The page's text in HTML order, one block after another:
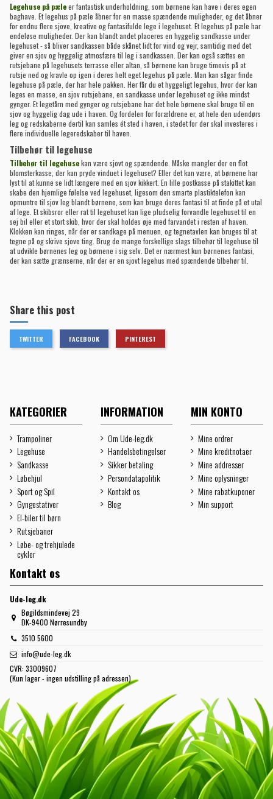
Legehuse på pæleer fantastisk underholdning, som børnene kan have i deres egen
baghave. Et legehus på pæle åbner for en masse spændende muligheder, og det åbner
for endnu flere sjove, kreative og fantasifulde lege i legehuset. Et legehus på pæle har
endeløse muligheder. Der kan blandt andet placeres en hyggelig sandkasse under
legehuset - så bliver sandkassen både skånet lidt for vind og vejr, samtidig med det
giver en sjov og hyggelig atmosfære til leg i sandkassen. Der kan også sættes en
rutsjebane på legehusets terrasse eller altan, så børnene kan bruge timevis på at
rutsje ned og kravle op igen i deres helt eget legehus på pæle. Man kan sågar finde
legehuse på pæle, der har hele pakken. Her får du et hyggeligt legehus, hvor der kan
leges en masse, en sjov rutsjebane, en sandkasse under legehuset og ikke mindst
gynger. Et legetårn med gynger og rutsjebane har det hele børnene skal bruge til en
sjov og hyggelig dag ude i haven. Og fordelen for forældrene er, at hele den udendørs
leg og redskaberne dertil kan samles ét sted i haven, i stedet for der skal investeres i
flere individuelle legeredskaber til haven.
Tilbehør til legehuse
Tilbehør til legehusekan være sjovt og spændende. Måske mangler der en flot
blomsterkasse, der kan pryde vinduet i legehuset? Eller det kan være, at børnene har
lyst til at kunne se lidt længere med en sjov kikkert. En lille postkasse på stakittet kan
skabe den hjemlige følelse ved legehuset, ligesom den smarte plastiktelefon kan
opmuntre til sjov leg blandt børnene, som kan bruge deres fantasi til at finde på et utal
af lege. Et skibsror eller rat til legehuset kan lige pludselig forvandle legehuset til en
sej bil eller et stort skib, hvor der skal holdes øje med farvandet i resten af haven.
Klokken kan ringes, når der er sandkage på menuen, og tegnetavlen kan bruges til at
tegne på og skrive sjove ting. Brug de mange forskellige slags tilbehør til legehuse til
at udvikle børnenes leg og børnene i sig selv. Det er nærmest kun børnenes fantasi,
der kan sætte grænserne, når der er en sjovt legehus med spændende tilbehør til.
Share this post
TWITTER FACEBOOK PINTEREST
KATEGORIER
Trampoliner
Legehuse
Sandkasse
Løbehjul
Sport og Spil
Gyngestativer
El-biler til børn
Rutsjebaner
Løbe- og trehjulede
cykler
INFORMATION
Om Ude-leg.dk
Handelsbetingelser
Sikker betaling
Persondatapolitik
Kontakt os
Blog
MIN KONTO
Mine ordrer
Mine kreditnotaer
Mine addresser
Mine oplysninger
Mine rabatkuponer
Min support
Kontakt os
Ude-leg.dk
Bøgildsmindevej 29
DK-9400 Nørresundby
3510 5600
info@ude-leg.dk
CVR: 33009607
(Kun lager - ingen udstilling på adressen)